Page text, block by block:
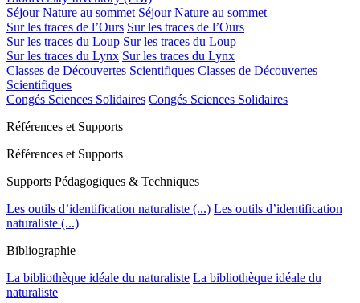
Séjour Nature au sommet Séjour Nature au sommet
Sur les traces de l’Ours Sur les traces de l’Ours
Sur les traces du Loup Sur les traces du Loup
Sur les traces du Lynx Sur les traces du Lynx
Classes de Découvertes Scientifiques Classes de Découvertes
Scientifiques
Congés Sciences Solidaires Congés Sciences Solidaires
Références et Supports
Références et Supports
Supports Pédagogiques & Techniques
Les outils d’identification naturaliste (...) Les outils d’identification
naturaliste (...)
Bibliographie
La bibliothèque idéale du naturaliste La bibliothèque idéale du
naturaliste